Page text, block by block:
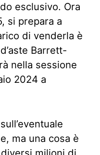
esclusivo. Ora
si prepara a
di venderla è
Barrett-
nella sessione
2024 a
ma una cosa è